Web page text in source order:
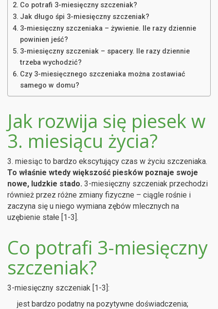
Co potrafi 3-miesięczny szczeniak?
Jak długo śpi 3-miesięczny szczeniak?
3-miesięczny szczeniaka – żywienie. Ile razy dziennie
powinien jeść?
3-miesięczny szczeniak – spacery. Ile razy dziennie
trzeba wychodzić?
Czy 3-miesięcznego szczeniaka można zostawiać
samego w domu?
Jak rozwija się piesek w
3. miesiącu życia?
3. miesiąc to bardzo ekscytujący czas w życiu szczeniaka.
To właśnie wtedy większość piesków poznaje swoje
nowe, ludzkie stado. 3-miesięczny szczeniak przechodzi
również przez różne zmiany fizyczne – ciągle rośnie i
zaczyna się u niego wymiana zębów mlecznych na
uzębienie stałe [1-3].
Co potrafi 3-miesięczny
szczeniak?
3-miesięczny szczeniak [1-3]:
jest bardzo podatny na pozytywne doświadczenia;